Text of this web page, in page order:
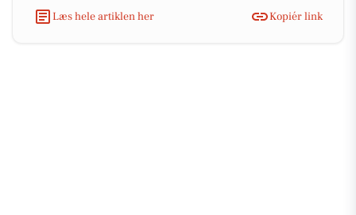
Læs hele artiklen her Kopiér link